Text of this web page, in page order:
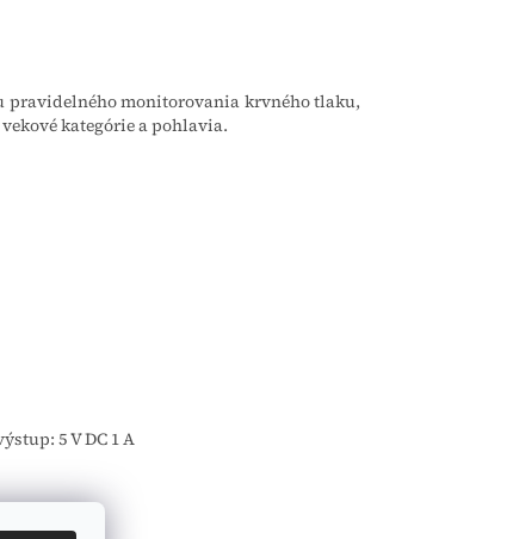
pravidelného monitorovania krvného tlaku,
kategórie a pohlavia.
5 V DC 1 A